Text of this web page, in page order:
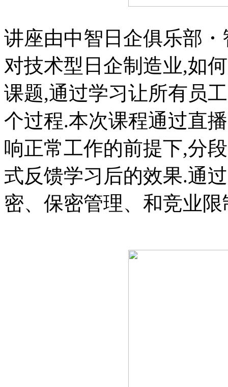
讲座由中智日企俱乐部
对技术型日企制造业,如
课题,通过学习让所有员
个过程.本次课程通过直
响正常工作的前提下,分
式反馈学习后的效果.通
密、保密管理、和竞业